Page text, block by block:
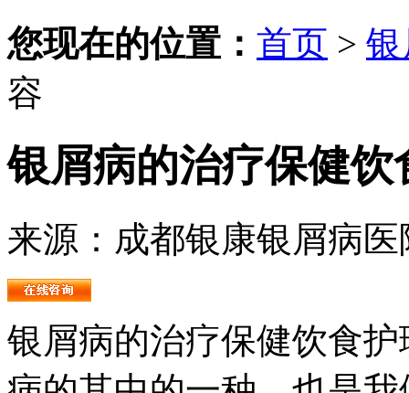
您现在的位置： 首页 >
容
银屑病的治疗保健饮
来源：成都银康银屑病医
银屑病的治疗保健饮食